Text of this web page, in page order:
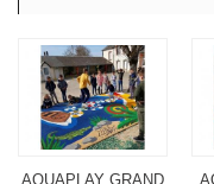
AQUAPLAY GRAND